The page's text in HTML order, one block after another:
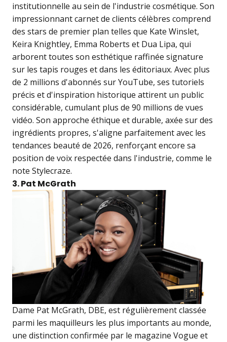
institutionnelle au sein de l'industrie cosmétique. Son
impressionnant carnet de clients célèbres comprend
des stars de premier plan telles que Kate Winslet,
Keira Knightley, Emma Roberts et Dua Lipa, qui
arborent toutes son esthétique raffinée signature
sur les tapis rouges et dans les éditoriaux. Avec plus
de 2 millions d'abonnés sur YouTube, ses tutoriels
précis et d'inspiration historique attirent un public
considérable, cumulant plus de 90 millions de vues
vidéo. Son approche éthique et durable, axée sur des
ingrédients propres, s'aligne parfaitement avec les
tendances beauté de 2026, renforçant encore sa
position de voix respectée dans l'industrie, comme le
note Stylecraze.
3. Pat McGrath
Dame Pat McGrath, DBE, est régulièrement classée
parmi les maquilleurs les plus importants au monde,
une distinction confirmée par le magazine Vogue et